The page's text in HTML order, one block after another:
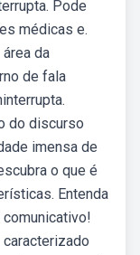
Pode
médicas e.
da
de fala
do discurso
imensa de
o que é
Entenda